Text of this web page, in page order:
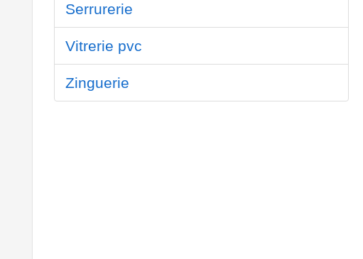
Serrurerie
Vitrerie pvc
Zinguerie